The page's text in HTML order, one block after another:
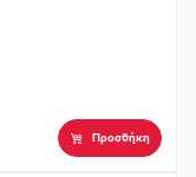
Προσθήκη